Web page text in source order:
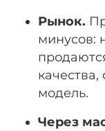
Рынок.
минусов:
модель.
Через